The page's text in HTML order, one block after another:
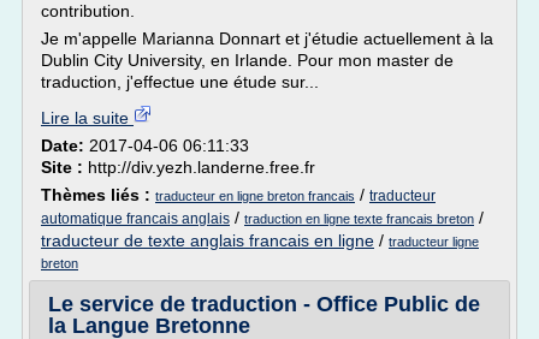
contribution.
Je m'appelle Marianna Donnart et j'étudie actuellement à la
Dublin City University, en Irlande. Pour mon master de
traduction, j'effectue une étude sur...
Lire la suite
Date: 2017-04-06 06:11:33
Site : http://div.yezh.landerne.free.fr
Thèmes liés : traducteur en ligne breton francais / traducteur
automatique francais anglais / traduction en ligne texte francais breton /
traducteur de texte anglais francais en ligne / traducteur ligne
breton
Le service de traduction - Office Public de
la Langue Bretonne